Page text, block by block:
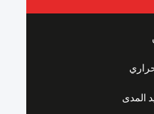
المدى